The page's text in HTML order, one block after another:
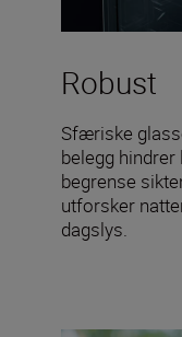
Robust
Sfæriske
belegg
begrense
utforsker
dagslys.